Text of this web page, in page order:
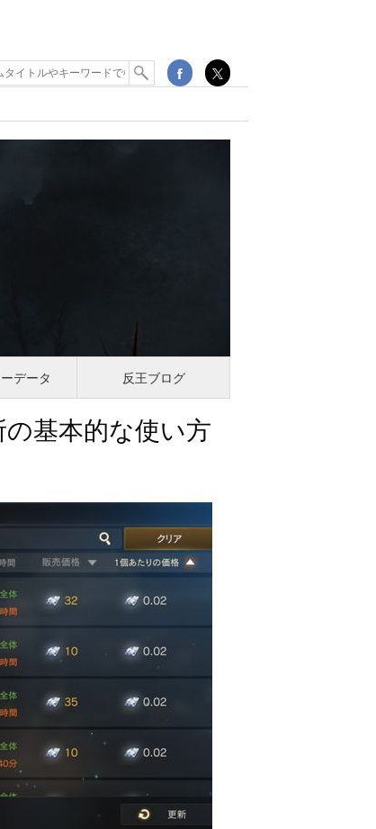
データ 反王ブログ
基本的な使い方